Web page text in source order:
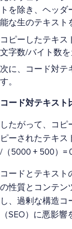
トを除き、ヘッ
能な生のテキスト
コピーしたテキス
文字数/バイト数を
次に、コード対テ
す。
コード対テキスト
したがって、コピ
ピーされたテキ
/（5000 + 500）=
コードとテキスト
の性質とコンテン
し、過剰な構造コ
（SEO）に悪影